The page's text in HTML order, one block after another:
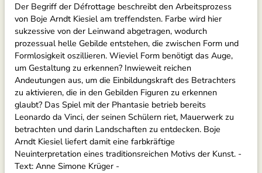
Der Begriff der Défrottage beschreibt den Arbeitsprozess
von Boje Arndt Kiesiel am treffendsten. Farbe wird hier
sukzessive von der Leinwand abgetragen, wodurch
prozessual helle Gebilde entstehen, die zwischen Form und
Formlosigkeit oszillieren. Wieviel Form benötigt das Auge,
um Gestaltung zu erkennen? Inwieweit reichen
Andeutungen aus, um die Einbildungskraft des Betrachters
zu aktivieren, die in den Gebilden Figuren zu erkennen
glaubt? Das Spiel mit der Phantasie betrieb bereits
Leonardo da Vinci, der seinen Schülern riet, Mauerwerk zu
betrachten und darin Landschaften zu entdecken. Boje
Arndt Kiesiel liefert damit eine farbkräftige
Neuinterpretation eines traditionsreichen Motivs der Kunst. -
Text: Anne Simone Krüger -